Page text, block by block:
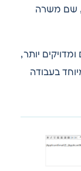
שם משרה
יותר,
בעבודה